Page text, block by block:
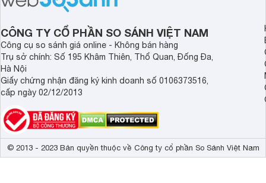
CÔNG TY CỔ PHẦN SO SÁNH VIỆT NAM
Công cụ so sánh giá online - Không bán hàng
Trụ sở chính: Số 195 Khâm Thiên, Thổ Quan, Đống Đa,
Hà Nội
Giấy chứng nhận đăng ký kinh doanh số 0106373516,
cấp ngày 02/12/2013
© 2013 - 2023 Bản quyền thuộc về Công ty cổ phần So Sánh Việt Nam